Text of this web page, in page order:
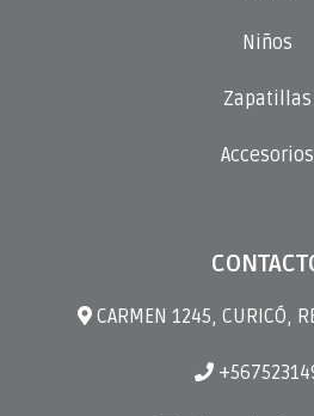
Niños
Zapatillas
Accesorios
CARMEN 1245, CURICÓ,